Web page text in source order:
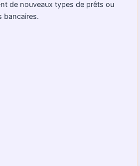
de nouveaux types de prêts ou
bancaires.